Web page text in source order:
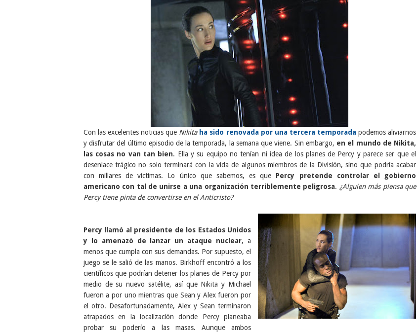
Con las excelentes noticias que Nikita ha sido renovada por una tercera temporadapodemos aliviarnos
y disfrutar del último episodio de la temporada, la semana que viene. Sin embargo, en el mundo de Nikita,
las cosas no van tan bien. Ella y su equipo no tenían ni idea de los planes de Percy y parece ser que el
desenlace trágico no solo terminará con la vida de algunos miembros de la División, sino que podría acabar
con millares de victimas. Lo único que sabemos, es que Percy pretende controlar el gobierno
americano con tal de unirse a una organización terriblemente peligrosa. ¿Alguien más piensa que
Percy tiene pinta de convertirse en el Anticristo?
Percy llamó al presidente de los Estados Unidos
y lo amenazó de lanzar un ataque nuclear, a
menos que cumpla con sus demandas. Por supuesto, el
juego se le salió de las manos. Birkhoff encontró a los
científicos que podrían detener los planes de Percy por
medio de su nuevo satélite, así que Nikita y Michael
fueron a por uno mientras que Sean y Alex fueron por
el otro. Desafortunadamente, Alex y Sean terminaron
atrapados en la localización donde Percy planeaba
probar su poderío a las masas. Aunque ambos